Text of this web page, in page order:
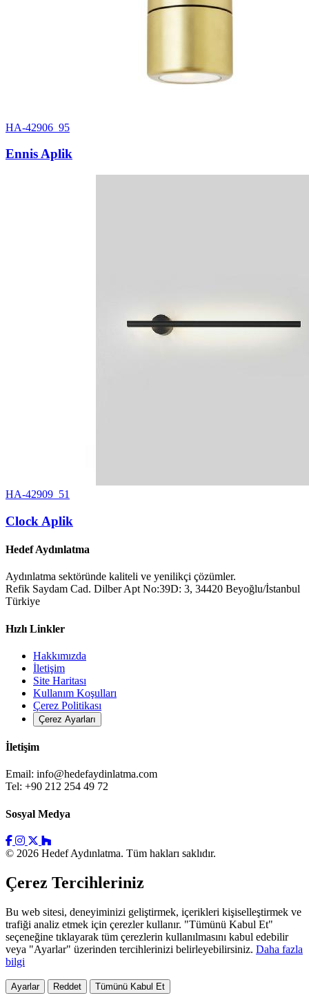
HA-42906_95
Ennis Aplik
HA-42909_51
Clock Aplik
Hedef Aydınlatma
Aydınlatma sektöründe kaliteli ve yenilikçi çözümler.
Refik Saydam Cad. Dilber Apt No:39D: 3, 34420 Beyoğlu/İstanbul
Türkiye
Hızlı Linkler
Hakkımızda
İletişim
Site Haritası
Kullanım Koşulları
Çerez Politikası
Çerez Ayarları
İletişim
Email: info@hedefaydinlatma.com
Tel: +90 212 254 49 72
Sosyal Medya
© 2026 Hedef Aydınlatma. Tüm hakları saklıdır.
Çerez Tercihleriniz
Bu web sitesi, deneyiminizi geliştirmek, içerikleri kişiselleştirmek ve
trafiği analiz etmek için çerezler kullanır. "Tümünü Kabul Et"
seçeneğine tıklayarak tüm çerezlerin kullanılmasını kabul edebilir
veya "Ayarlar" üzerinden tercihlerinizi belirleyebilirsiniz. Daha fazla
bilgi
Ayarlar Reddet Tümünü Kabul Et